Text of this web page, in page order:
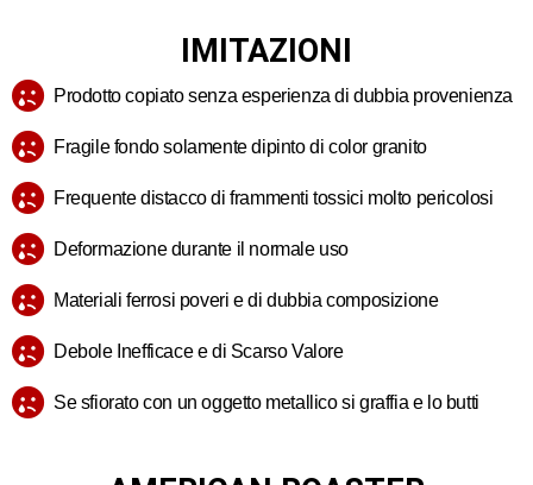
IMITAZIONI
Prodotto copiato senza esperienza di dubbia provenienza
Fragile fondo solamente dipinto di color granito
Frequente distacco di frammenti tossici molto pericolosi
Deformazione durante il normale uso
Materiali ferrosi poveri e di dubbia composizione
Debole Inefficace e di Scarso Valore
Se sfiorato con un oggetto metallico si graffia e lo butti